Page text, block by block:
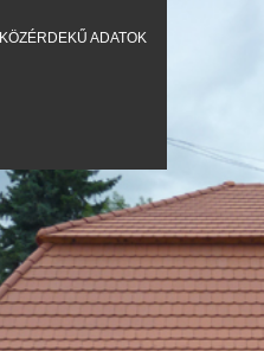
KÖZÉRDEKŰ ADATOK